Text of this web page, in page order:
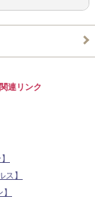
連リンク
】